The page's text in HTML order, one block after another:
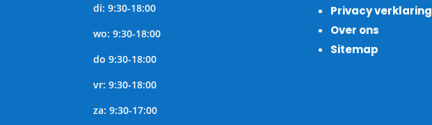
di: 9:30-18:00
wo: 9:30-18:00
do 9:30-18:00
vr: 9:30-18:00
za: 9:30-17:00
Privacy verklaring
Over ons
Sitemap